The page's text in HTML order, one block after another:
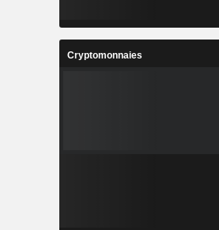
Cryptomonnaies